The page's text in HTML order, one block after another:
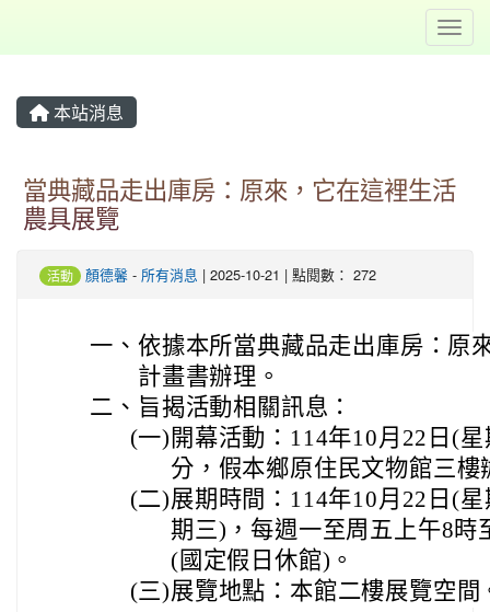
本站消息
當典藏品走出庫房：原來，它在這裡生活
農具展覽
活動 顏德馨 - 所有消息 | 2025-10-21 | 點閱數： 272
一、 依據本所當典藏品走出庫房：原
計畫書辦理。
二、 旨揭活動相關訊息：
(一) 開幕活動：114年10月22日(
分，假本鄉原住民文物館三樓
(二)展期時間：114年10月22日(
期三)，每週一至周五上午8時
(國定假日休館)。
(三)展覽地點：本館二樓展覽空間